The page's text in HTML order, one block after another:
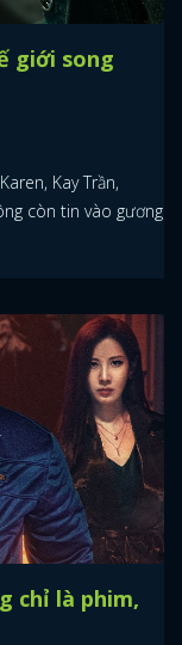
giới song
Kay Trần,
còn tin vào gương
chỉ là phim,